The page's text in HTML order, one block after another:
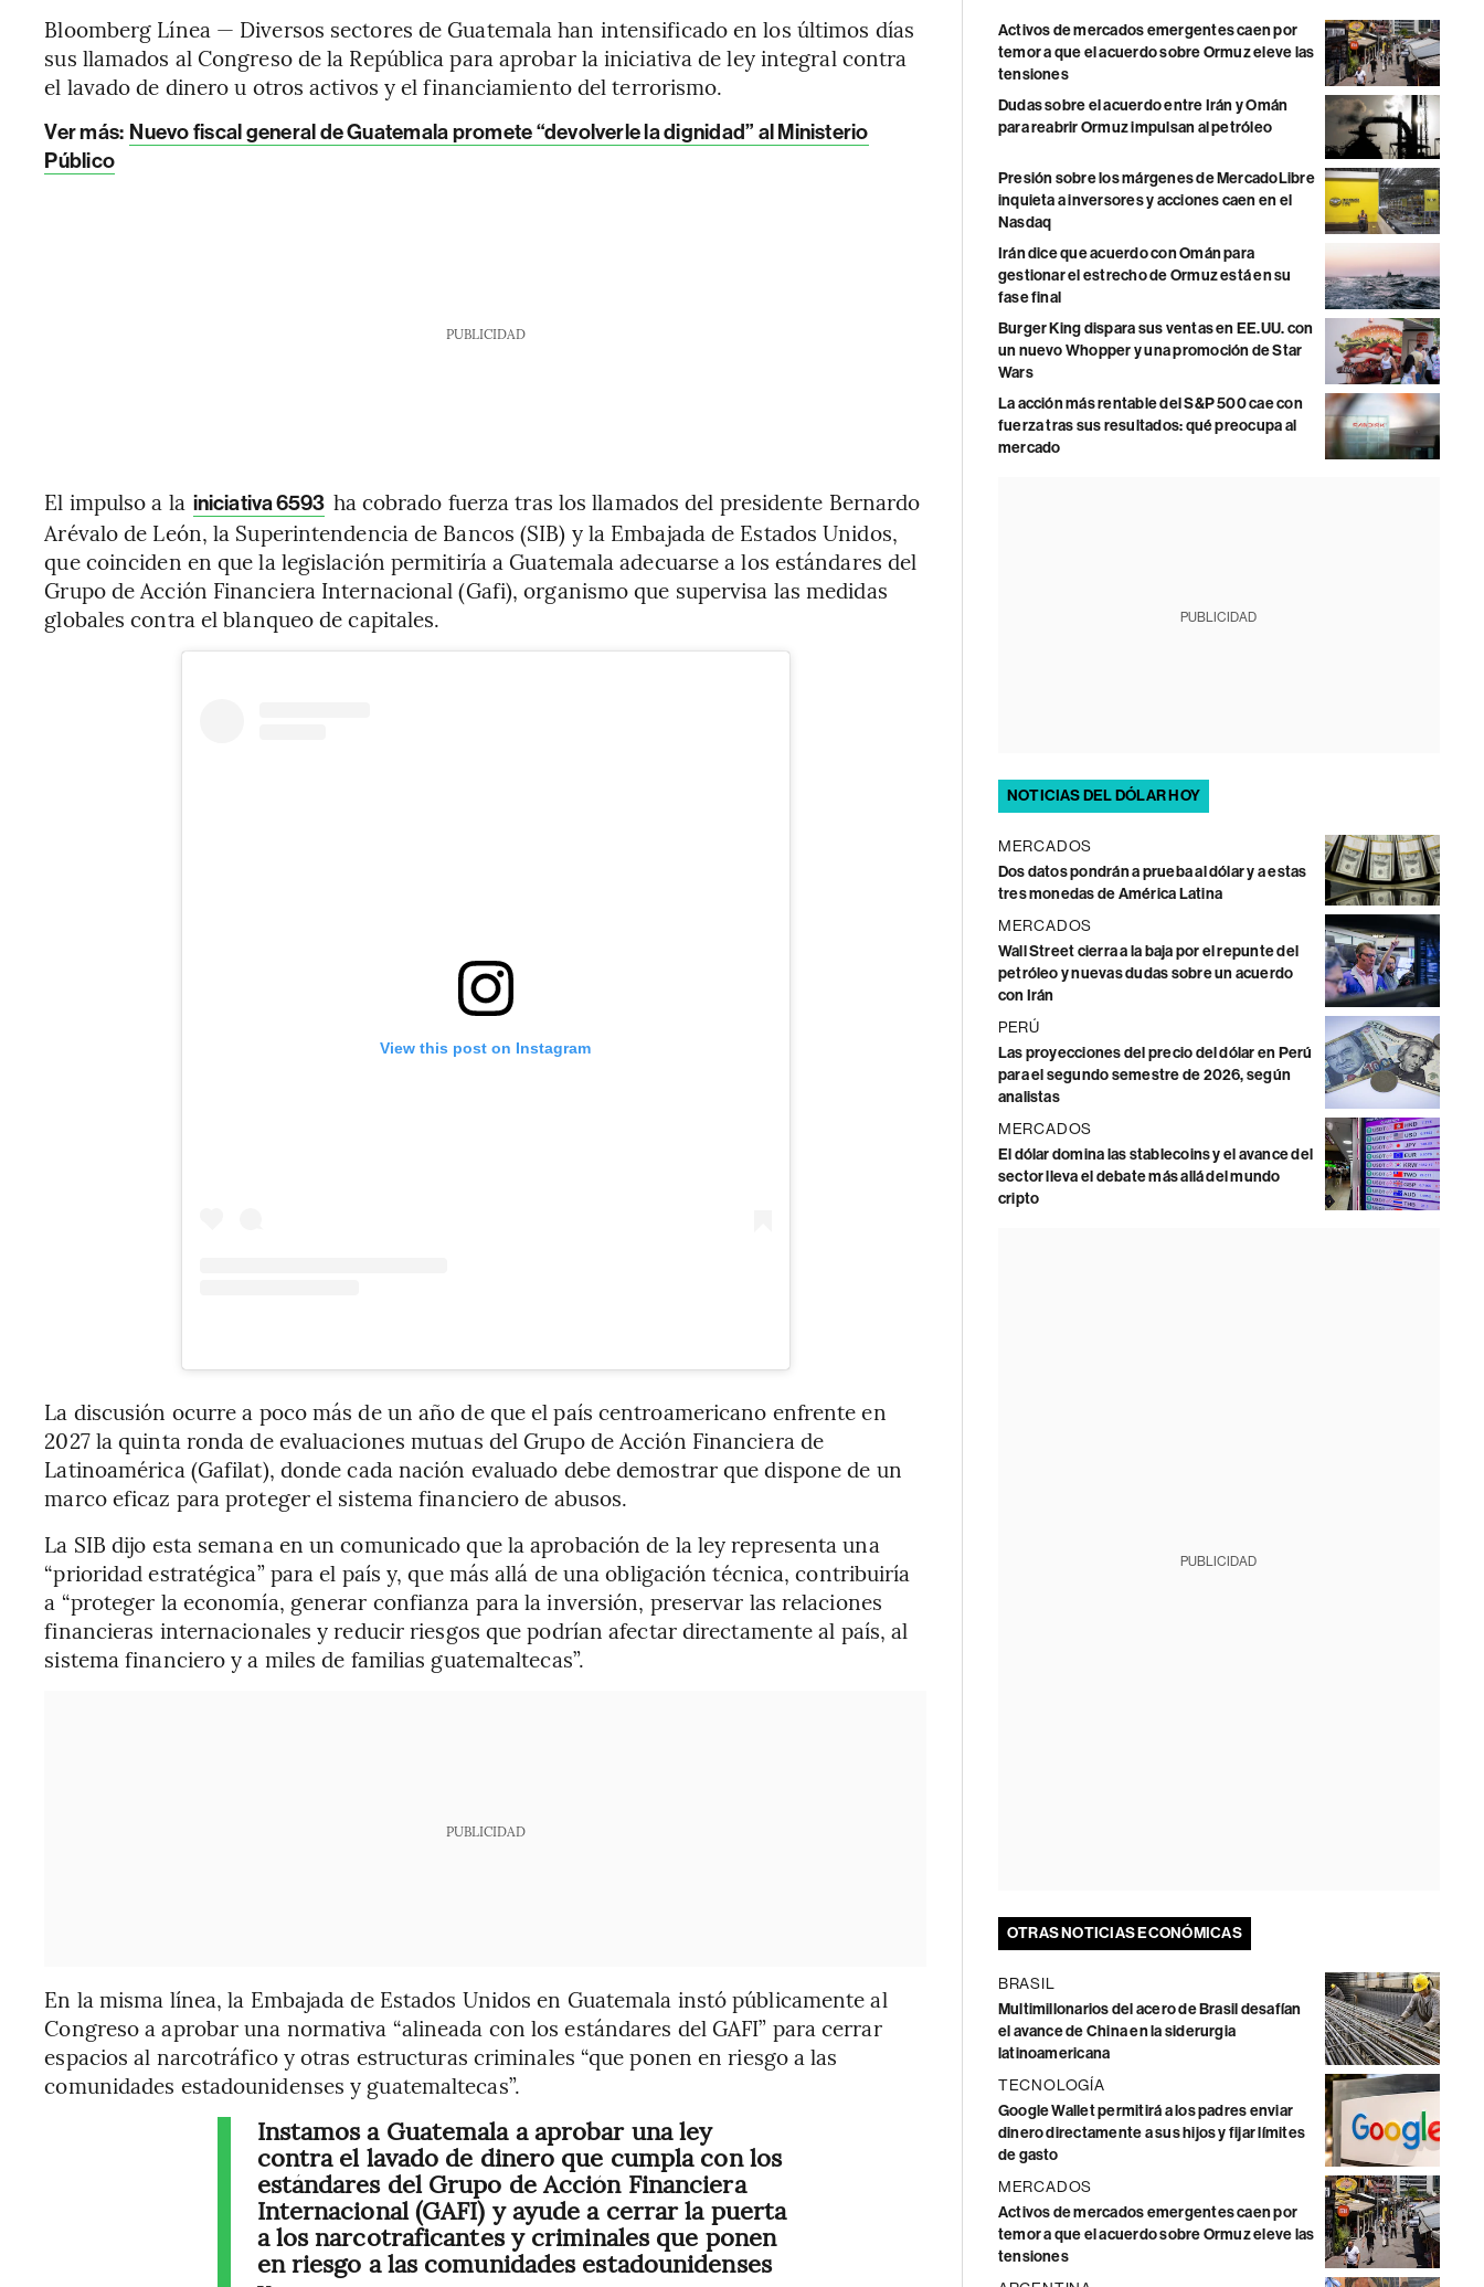
Bloomberg Línea — Diversos sectores de Guatemala han intensificado en los últimos días
sus llamados al Congreso de la República para aprobar la iniciativa de ley integral contra
el lavado de dinero u otros activos y el financiamiento del terrorismo.
Ver más: Nuevo fiscal general de Guatemala promete “devolverle la dignidad” al Ministerio
Público
PUBLICIDAD
El impulso a la iniciativa 6593 ha cobrado fuerza tras los llamados del presidente Bernardo
Arévalo de León, la Superintendencia de Bancos (SIB) y la Embajada de Estados Unidos,
que coinciden en que la legislación permitiría a Guatemala adecuarse a los estándares del
Grupo de Acción Financiera Internacional (Gafi), organismo que supervisa las medidas
globales contra el blanqueo de capitales.
View this post on Instagram
La discusión ocurre a poco más de un año de que el país centroamericano enfrente en
2027 la quinta ronda de evaluaciones mutuas del Grupo de Acción Financiera de
Latinoamérica (Gafilat), donde cada nación evaluado debe demostrar que dispone de un
marco eficaz para proteger el sistema financiero de abusos.
La SIB dijo esta semana en un comunicado que la aprobación de la ley representa una
“prioridad estratégica” para el país y, que más allá de una obligación técnica, contribuiría
a “proteger la economía, generar confianza para la inversión, preservar las relaciones
financieras internacionales y reducir riesgos que podrían afectar directamente al país, al
sistema financiero y a miles de familias guatemaltecas”.
PUBLICIDAD
En la misma línea, la Embajada de Estados Unidos en Guatemala instó públicamente al
Congreso a aprobar una normativa “alineada con los estándares del GAFI” para cerrar
espacios al narcotráfico y otras estructuras criminales “que ponen en riesgo a las
comunidades estadounidenses y guatemaltecas”.
Instamos a Guatemala a aprobar una ley
contra el lavado de dinero que cumpla con los
estándares del Grupo de Acción Financiera
Internacional (GAFI) y ayude a cerrar la puerta
a los narcotraficantes y criminales que ponen
en riesgo a las comunidades estadounidenses
Activos de mercados emergentes caen por
temor a que el acuerdo sobre Ormuz eleve las
tensiones
Dudas sobre el acuerdo entre Irán y Omán
para reabrir Ormuz impulsan al petróleo
Presión sobre los márgenes de MercadoLibre
inquieta a inversores y acciones caen en el
Nasdaq
Irán dice que acuerdo con Omán para
gestionar el estrecho de Ormuz está en su
fase final
Burger King dispara sus ventas en EE.UU. con
un nuevo Whopper y una promoción de Star
Wars
La acción más rentable del S&P 500 cae con
fuerza tras sus resultados: qué preocupa al
mercado
PUBLICIDAD
NOTICIAS DEL DÓLAR HOY
MERCADOS
Dos datos pondrán a prueba al dólar y a estas
tres monedas de América Latina
MERCADOS
Wall Street cierra a la baja por el repunte del
petróleo y nuevas dudas sobre un acuerdo
con Irán
PERÚ
Las proyecciones del precio del dólar en Perú
para el segundo semestre de 2026, según
analistas
MERCADOS
El dólar domina las stablecoins y el avance del
sector lleva el debate más allá del mundo
cripto
PUBLICIDAD
OTRAS NOTICIAS ECONÓMICAS
BRASIL
Multimillonarios del acero de Brasil desafían
el avance de China en la siderurgia
latinoamericana
TECNOLOGÍA
Google Wallet permitirá a los padres enviar
dinero directamente a sus hijos y fijar límites
de gasto
MERCADOS
Activos de mercados emergentes caen por
temor a que el acuerdo sobre Ormuz eleve las
tensiones